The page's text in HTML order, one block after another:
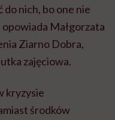
do nich, bo one nie
opowiada Małgorzata
Ziarno Dobra,
zajęciowa.
kryzysie
środków